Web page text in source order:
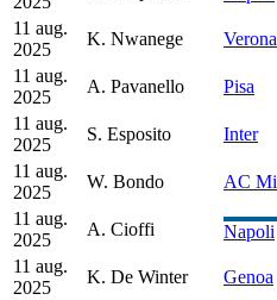
11 aug.
2025
K. Nwanege Verona
11 aug.
2025
A. Pavanello Pisa
11 aug.
2025
S. Esposito Inter
11 aug.
2025
W. Bondo AC
11 aug.
2025
A. Cioffi Napoli
11 aug.
2025
K. De Winter Genoa